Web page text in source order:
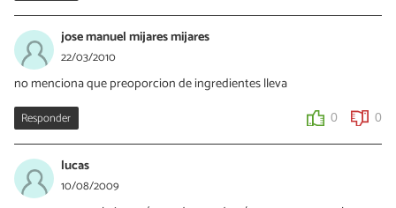
jose manuel mijares mijares
22/03/2010
no menciona que preoporcion de ingredientes lleva
Responder 0 0
lucas
10/08/2009